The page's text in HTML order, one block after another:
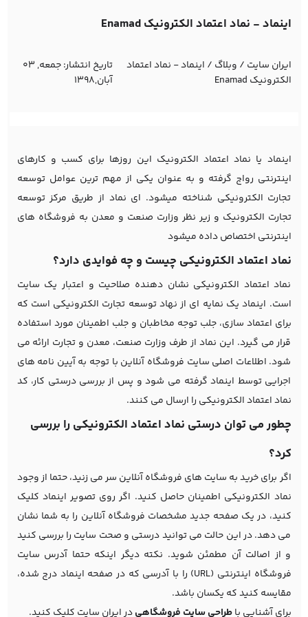
اینماد - نماد اعتماد الکترونیک Enamad
ایران سایت / وبلاگ / اینماد - نماد اعتماد
الکترونیک Enamad
تاریخ انتشار:
جمعه, 03
آبان,1398
اینماد یا نماد اعتماد الکترونیک این روزها برای کسب و کارهای
اینترنتی رواج گرفته و به عنوان یکی از مهم ترین عوامل توسعه
تجارت الکترونیکی شناخته میشود. ای نماد از طریق مرکز توسعه
تجارت الکترونیک و زیر نظر وزارت صنعت و معدن به فروشگاه های
اینترنتی اختصاص داده میشود
نماد اعتماد الکترونیکی چیست و چه فوایدی دارد؟
نماد اعتماد الکترونیکی نشان دهنده صلاحیت و اعتبار یک سایت
است. اینماد یک نمایه ای از نهاد توسعه تجارت الکترونیکی است که
برای اعتماد سازی، جلب توجه مخاطبان و جلب اطمینان مورد استفاده
قرار می گیرد. این نماد از طرف وزارت صنعت، معدن و تجارت ارائه می
شود. اطلاعات اصلی سایت فروشگاه آنلاین با توجه به آیین نامه های
اجرایی توسط اینماد گرفته می شود و پس از بررسی درستی کار، کد
نماد اعتماد الکترونیکی را ارسال می کنند.
چطور می توان درستی نماد اعتماد الکترونیکی را بررسی
کرد؟
اگر برای خرید به سایت های فروشگاه آنلاین سر می زنید، حتما از وجود
نماد الکترونیکی اطمینان حاصل کنید. اگر روی تصویر اینماد کلیک
کنید، در یک صفحه جدید مشخصات فروشگاه آنلاین را به شما نشان
می دهد. در این حالت می توانید درستی و صحت سایت را بررسی کنید
و از اصالت آن مطمئن شوید. نکته دیگر اینکه حتما آدرس سایت
فروشگاه اینترنتی (URL) را با آدرسی که در صفحه اینماد درج شده،
مقایسه کنید که یکسان باشد.
برای آشنایی باطراحی سایت فروشگاهیدر ایران سایت کلیک کنید.